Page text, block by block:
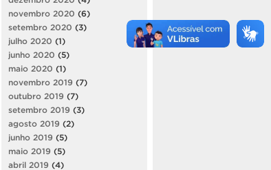
novembro 2020 (6)
setembro 2020 (3)
julho 2020 (1)
junho 2020 (5)
maio 2020 (1)
novembro 2019 (7)
outubro 2019 (7)
setembro 2019 (3)
agosto 2019 (2)
junho 2019 (5)
maio 2019 (5)
abril 2019 (4)